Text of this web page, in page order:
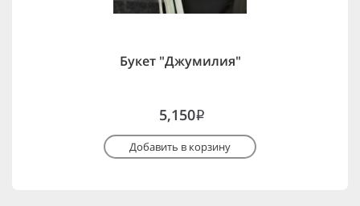
Букет "Джумилия"
5,150i
Добавить в корзину